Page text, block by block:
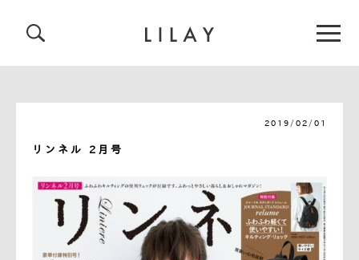
2019/02/01
リンネル 2月号